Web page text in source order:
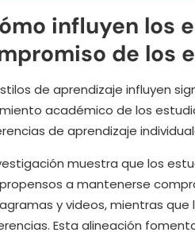
influyen los
de los
de aprendizaje influyen
académico de los
de aprendizaje
muestra que los
a mantenerse
y videos, mientras
Esta alineación